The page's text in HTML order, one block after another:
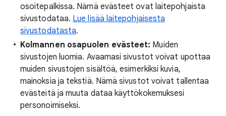
osoitepalkissa. Nämä evästeet ovat laitepohjaista
sivustodataa. Lue lisää laitepohjaisesta
sivustodatasta.
Kolmannen osapuolen evästeet: Muiden
sivustojen luomia. Avaamasi sivustot voivat upottaa
muiden sivustojen sisältöä, esimerkiksi kuvia,
mainoksia ja tekstiä. Nämä sivustot voivat tallentaa
evästeitä ja muuta dataa käyttökokemuksesi
personoimiseksi.